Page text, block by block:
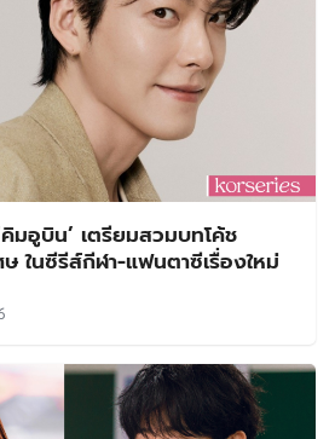
มอูบิน’ เตรียมสวมบทโค้ช
ในซีรีส์กีฬา-แฟนตาซีเรื่องใหม่